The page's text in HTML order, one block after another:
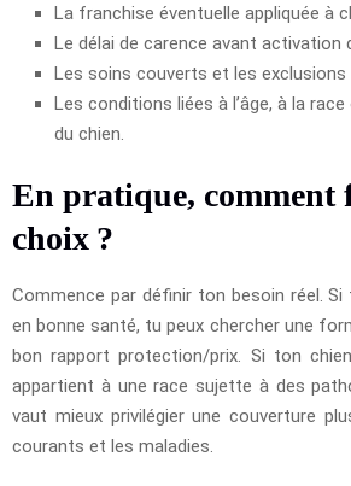
La franchise éventuelle appliquée à
Le délai de carence avant activation
Les soins couverts et les exclusions
Les conditions liées à l’âge, à la
du chien.
En pratique, comment
choix ?
Commence par définir ton besoin réel.
en bonne santé, tu peux chercher une
bon rapport protection/prix. Si ton
appartient à une race sujette à des
vaut mieux privilégier une couverture
courants et les maladies.